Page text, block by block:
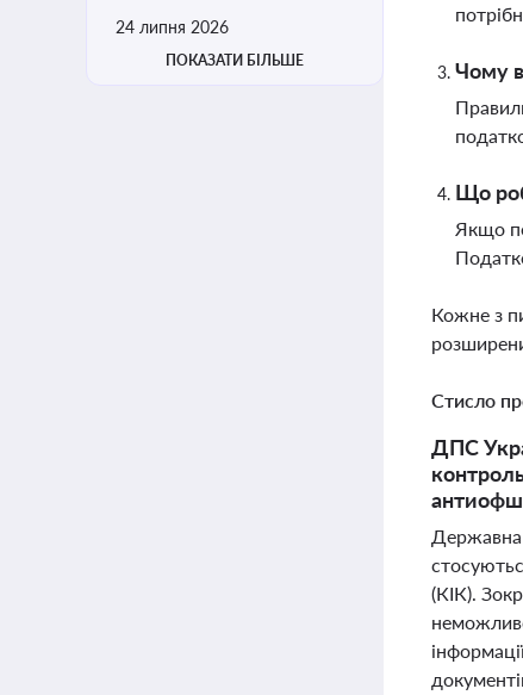
24 липня 2026
ПОКАЗАТИ БІЛЬШЕ Чому
Що
Якщо
Кожне з
Стисло
ДПС
Державна
(КІК).